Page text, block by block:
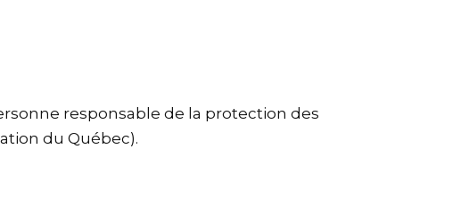
responsable de la protection des
du Québec).